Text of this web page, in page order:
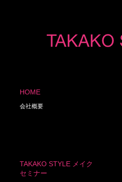
HOME
会社概要
TAKAKO STYLE メイク
セミナー